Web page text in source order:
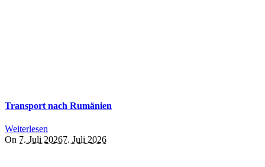
Transport nach Rumänien
Weiterlesen
On 7. Juli 20267. Juli 2026